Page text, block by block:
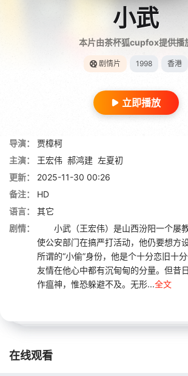
小武
本片由茶杯狐cupfox提供播
剧情片 1998 香港
立即播放
导演：
贾樟柯
主演：
王宏伟 郝鸿建 左夏初
更新：
2025-11-30 00:26
备注：
HD
语言：
其它
剧情：
小武（王宏伟）是山西汾阳一个屡教
使公安部门在搞严打活动，他仍要想方
所谓的“小偷”身份，他是个十分恋旧十
友情在他心中都有沉甸甸的分量。但昔
作瘟神，惟恐躲避不及。无形...全文
在线观看